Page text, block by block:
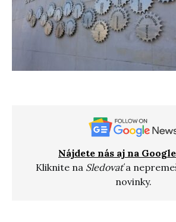
Nájdete nás aj na
Kliknite na Sledovaťa
novinky.